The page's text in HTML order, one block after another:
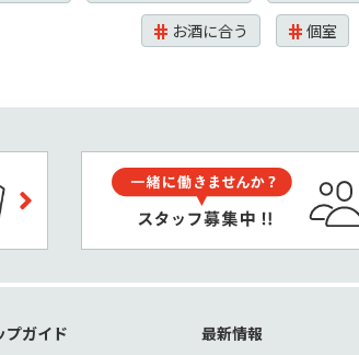
お酒に合う
個室
プガイド 最新情報